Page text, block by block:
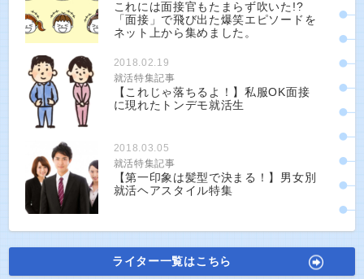
これには面接官もたまらず吹いた!?
「面接」で飛び出た爆笑エピソードを
ネット上から集めました。
2018.02.19
就活特集記事
【これじゃ落ちるよ！】私服OK面接
に現れたトンデモ就活生
2018.03.05
就活特集記事
【第一印象は髪型で決まる！】男女別
就活ヘアスタイル特集
ライター一覧はこちら